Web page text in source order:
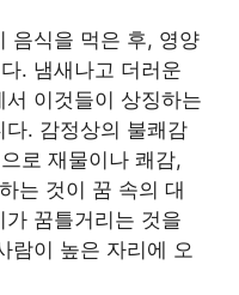
음식을 먹은 후, 영양
. 냄새나고 더러운
이것들이 상징하는
. 감정상의 불쾌감
로 재물이나 쾌감,
는 것이 꿈 속의 대
꿈틀거리는 것을
람이 높은 자리에 오